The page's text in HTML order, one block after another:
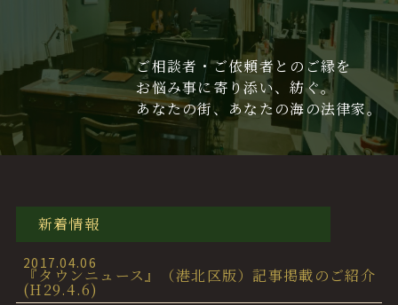
ご相談者・ご依頼者とのご縁を
お悩み事に寄り添い、紡ぐ。
あなたの街、あなたの海の法律家。
新着情報
2017.04.06
『タウンニュース』（港北区版）記事掲載のご紹介
(H29.4.6)